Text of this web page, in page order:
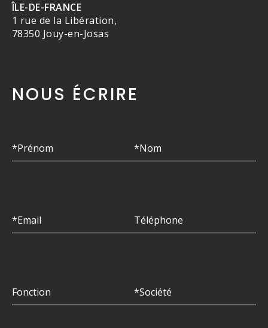
ÎLE-DE-FRANCE
1 rue de la Libération,
78350 Jouy-en-Josas
NOUS ÉCRIRE